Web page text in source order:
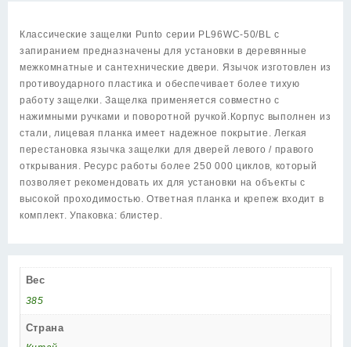
(мат.никель)
Классические защелки Punto cерии PL96WС-50/BL с
запиранием предназначены для установки в деревянные
межкомнатные и сантехнические двери. Язычок изготовлен из
противоударного пластика и обеспечивает более тихую
работу защелки. Защелка применяется совместно с
нажимными ручками и поворотной ручкой.Корпус выполнен из
стали, лицевая планка имеет надежное покрытие. Легкая
перестановка язычка защелки для дверей левого / правого
открывания. Ресурс работы более 250 000 циклов, который
позволяет рекомендовать их для установки на объекты с
высокой проходимостью. Ответная планка и крепеж входит в
комплект. Упаковка: блистер.
Вес
385
Страна